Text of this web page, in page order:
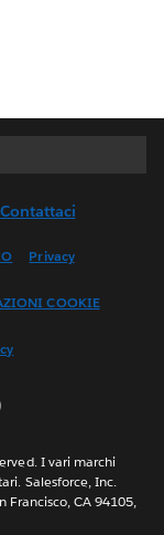
Contattaci
Privacy
COOKIE
I vari marchi
Salesforce, Inc.
Francisco, CA 94105,